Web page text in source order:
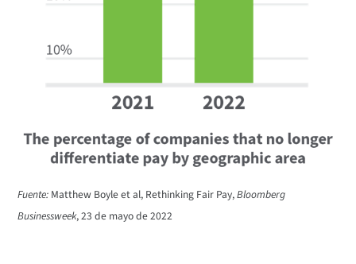
Fuente: Matthew Boyle et al, Rethinking Fair Pay,Bloomberg
Businessweek, 23 de mayo de 2022